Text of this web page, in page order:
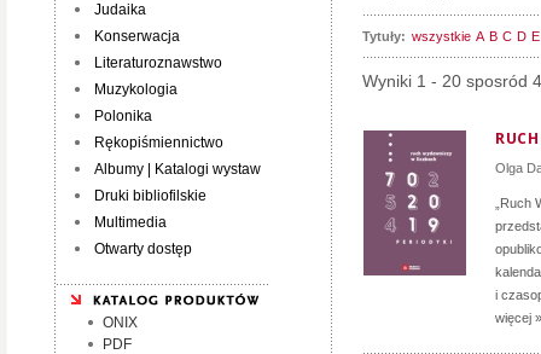
Judaika
Konserwacja
Literaturoznawstwo
Muzykologia
Polonika
Rękopiśmiennictwo
Albumy | Katalogi wystaw
Druki bibliofilskie
Multimedia
Otwarty dostęp
ONIX
PDF
Tytuły: wszystkie A B C D E
Wyniki 1 - 20 sposród
Olga
i
więcej »